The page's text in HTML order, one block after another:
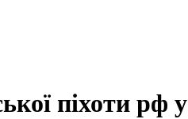
піхоти рф у